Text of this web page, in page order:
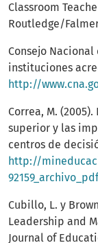
Classroom
Routledge/
Consejo
instituciones
http://
Correa, M.
superior y las
centros de
http://
Cubillo, L. y
Leadership and
Journal of